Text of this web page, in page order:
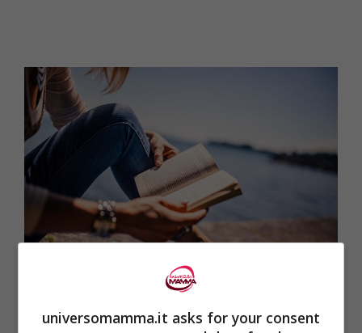
I trucchi per leggere libri gratis su Google –
Universomamma.it
universomamma.it asks for your consent